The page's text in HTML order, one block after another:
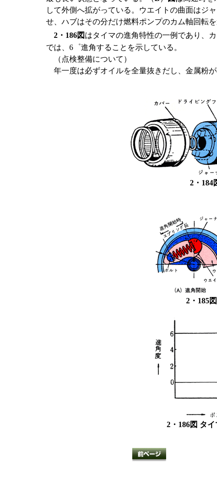
して外側へ拡がっている。ウエイトの曲面はジ
せ、ハブはその分だけ燃料ポンプのカム軸回転
2・186図はタイマの進角特性の一例であり、
では、6゜進角することを示している。
（点検整備について）
年一度は必ずオイルを全量抜きだし、金属粉
2・184
2・185
2・186図 タ